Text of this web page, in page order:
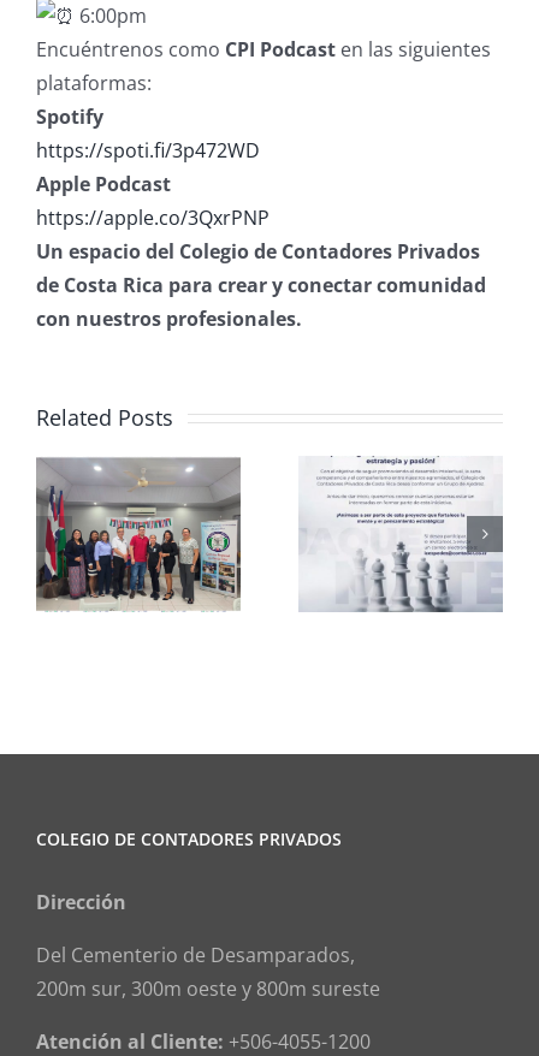
6:00pm
Encuéntrenos como CPI Podcast en las siguientes
plataformas:
Spotify
https://spoti.fi/3p472WD
Apple Podcast
https://apple.co/3QxrPNP
Un espacio del Colegio de Contadores Privados
de Costa Rica para crear y conectar comunidad
con nuestros profesionales.
Related Posts
Club de
Ajedrez
CCPCR
Informa
COLEGIO DE CONTADORES PRIVADOS
Dirección
Del Cementerio de Desamparados,
200m sur, 300m oeste y 800m sureste
Atención al Cliente: +506-4055-1200